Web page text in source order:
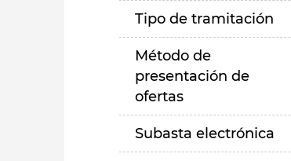
Tipo de tramitación
Método de
presentación de
ofertas
Subasta electrónica